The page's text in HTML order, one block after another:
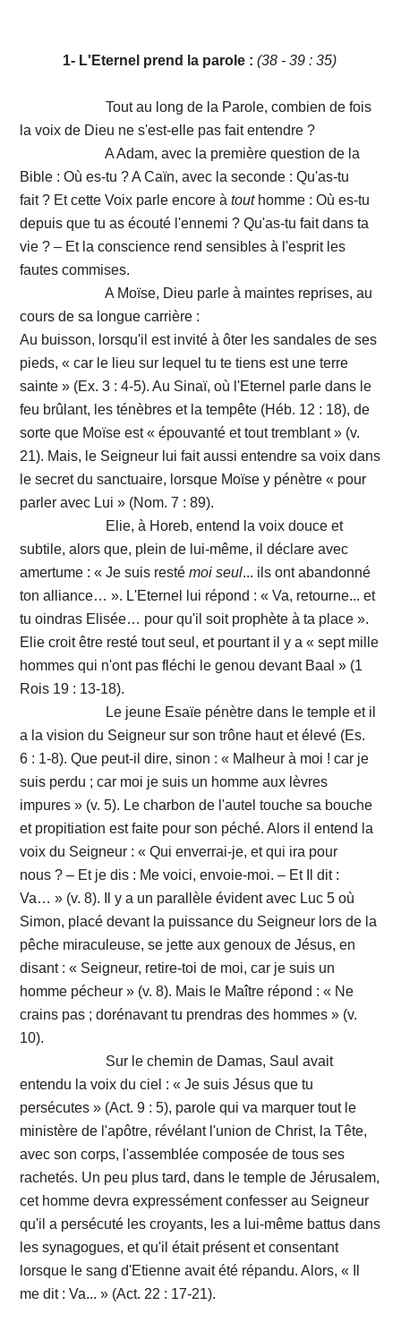
1- L'Eternel prend la parole :(38 - 39 : 35)
Tout au long de la Parole, combien de fois
la voix de Dieu ne s'est-elle pas fait entendre ?
A Adam, avec la première question de la
Bible : Où es-tu ? A Caïn, avec la seconde : Qu'as-tu
fait ? Et cette Voix parle encore àtouthomme : Où es-tu
depuis que tu as écouté l'ennemi ? Qu'as-tu fait dans ta
vie ? – Et la conscience rend sensibles à l'esprit les
fautes commises.
A Moïse, Dieu parle à maintes reprises, au
cours de sa longue carrière :
Au buisson, lorsqu'il est invité à ôter les sandales de ses
pieds, « car le lieu sur lequel tu te tiens est une terre
sainte » (Ex. 3 : 4-5). Au Sinaï, où l'Eternel parle dans le
feu brûlant, les ténèbres et la tempête (Héb. 12 : 18), de
sorte que Moïse est « épouvanté et tout tremblant » (v.
21). Mais, le Seigneur lui fait aussi entendre sa voix dans
le secret du sanctuaire, lorsque Moïse y pénètre « pour
parler avec Lui » (Nom. 7 : 89).
Elie, à Horeb, entend la voix douce et
subtile, alors que, plein de lui-même, il déclare avec
amertume : « Je suis restémoi seul... ils ont abandonné
ton alliance… ». L'Eternel lui répond : « Va, retourne... et
tu oindras Elisée… pour qu'il soit prophète à ta place ».
Elie croit être resté tout seul, et pourtant il y a « sept mille
hommes qui n'ont pas fléchi le genou devant Baal » (1
Rois 19 : 13-18).
Le jeune Esaïe pénètre dans le temple et il
a la vision du Seigneur sur son trône haut et élevé (Es.
6 : 1-8). Que peut-il dire, sinon : « Malheur à moi ! car je
suis perdu ; car moi je suis un homme aux lèvres
impures » (v. 5). Le charbon de l'autel touche sa bouche
et propitiation est faite pour son péché. Alors il entend la
voix du Seigneur : « Qui enverrai-je, et qui ira pour
nous ? – Et je dis : Me voici, envoie-moi. – Et Il dit :
Va… » (v. 8). Il y a un parallèle évident avec Luc 5 où
Simon, placé devant la puissance du Seigneur lorsde la
pêche miraculeuse, se jette aux genoux de Jésus, en
disant : « Seigneur, retire-toi de moi, car je suis un
homme pécheur » (v. 8). Mais le Maître répond : « Ne
crains pas ; dorénavant tu prendras des hommes » (v.
10).
Sur le chemin de Damas, Saul avait
entendu la voix du ciel : « Je suis Jésus que tu
persécutes » (Act. 9 : 5), parole qui va marquer tout le
ministère de l'apôtre, révélant l'union de Christ, la Tête,
avec son corps, l'assemblée composée de tous ses
rachetés. Un peu plus tard, dans le temple de Jérusalem,
cet homme devra expressément confesser au Seigneur
qu'il a persécuté les croyants, les a lui-même battus dans
les synagogues, et qu'il était présent et consentant
lorsque le sang d'Etienne avait été répandu. Alors, « Il
me dit : Va... » (Act. 22 : 17-21).